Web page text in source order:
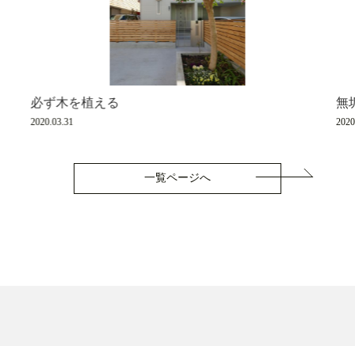
必ず木を植える
2020.03.31
無
一覧ページへ